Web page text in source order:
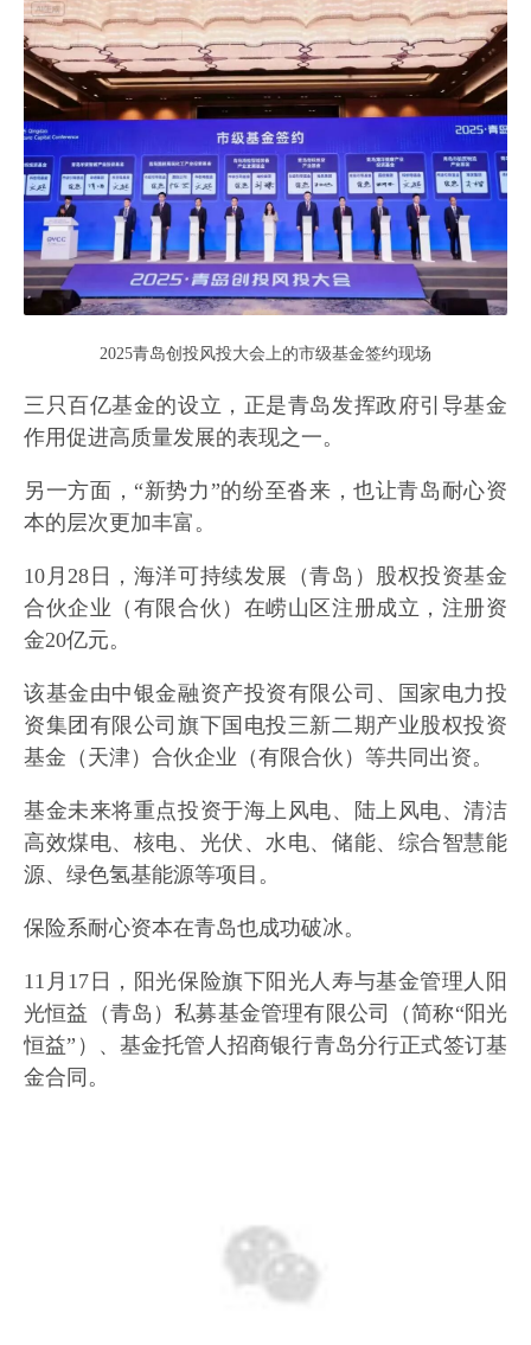
2025青岛创投风投大会上的市级基金签约现场
三只百亿基金的设立，正是青岛发挥政府引导基金
作用促进高质量发展的表现之一。
另一方面，“新势力”的纷至沓来，也让青岛耐心资
本的层次更加丰富。
10月28日，海洋可持续发展（青岛）股权投资基金
合伙企业（有限合伙）在崂山区注册成立，注册资
金20亿元。
该基金由中银金融资产投资有限公司、国家电力投
资集团有限公司旗下国电投三新二期产业股权投资
基金（天津）合伙企业（有限合伙）等共同出资。
基金未来将重点投资于海上风电、陆上风电、清洁
高效煤电、核电、光伏、水电、储能、综合智慧能
源、绿色氢基能源等项目。
保险系耐心资本在青岛也成功破冰。
11月17日，阳光保险旗下阳光人寿与基金管理人阳
光恒益（青岛）私募基金管理有限公司（简称“阳光
恒益”）、基金托管人招商银行青岛分行正式签订基
金合同。